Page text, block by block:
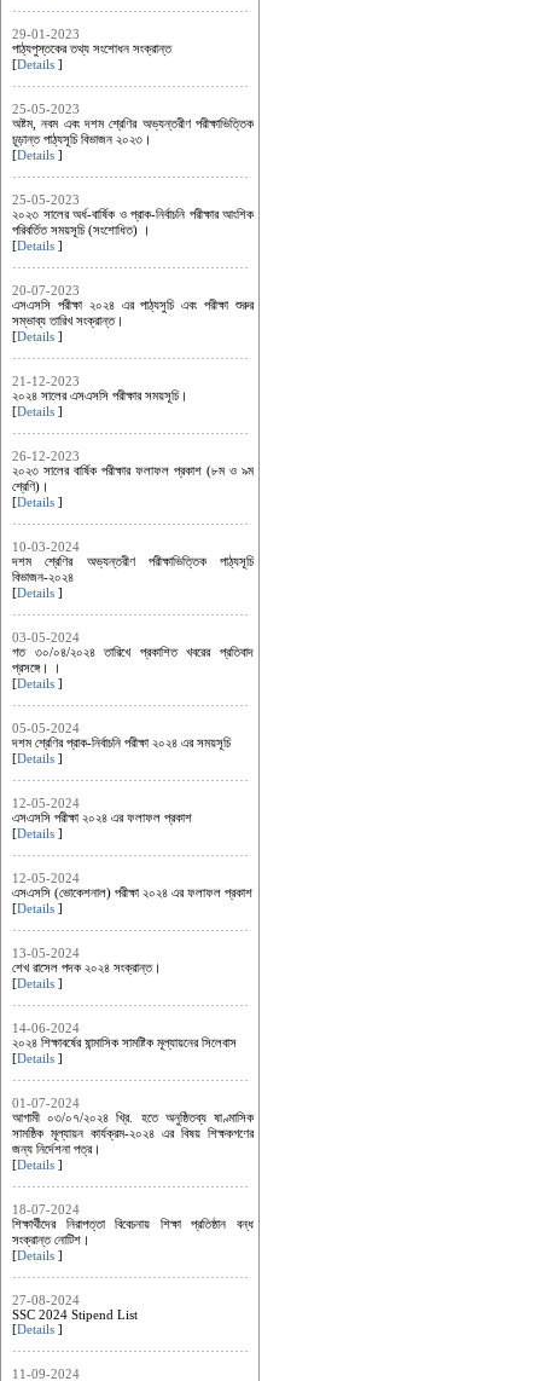
29-01-2023
পাঠ্যপুস্তকের তথ্য সংশোধন সংক্রান্ত
[Details ]
25-05-2023
অষ্টম, নবম এবং দশম শ্রেণির অভ্যন্তরীণ পরীক্ষাভিত্তিক
চূড়ান্ত পাঠ্যসূচি বিভাজন ২০২৩।
[Details ]
25-05-2023
২০২৩ সালের অর্ধ-বার্ষিক ও প্রাক-নির্বাচনি পরীক্ষার আংশিক
পরিবর্তিত সময়সূচি (সংশোধিত) ।
[Details ]
20-07-2023
এসএসসি পরীক্ষা ২০২৪ এর পাঠ্যসুচি এবং পরীক্ষা শুরুর
সম্ভাব্য তারিখ সংক্রান্ত।
[Details ]
21-12-2023
২০২৪ সালের এসএসসি পরীক্ষার সময়সূচি।
[Details ]
26-12-2023
২০২৩ সালের বার্ষিক পরীক্ষার ফলাফল প্রকাশ (৮ম ও ৯ম
শ্রেণি)।
[Details ]
10-03-2024
দশম শ্রেণির অভ্যন্তরীণ পরীক্ষাভিত্তিক পাঠ্যসূচি
বিভাজন-২০২৪
[Details ]
03-05-2024
গত ৩০/০৪/২০২৪ তারিখে প্রকাশিত খবরের প্রতিবাদ
প্রসঙ্গে। ।
[Details ]
05-05-2024
দশম শ্রেণির প্রাক-নির্বাচনি পরীক্ষা ২০২৪ এর সময়সূচি
[Details ]
12-05-2024
এসএসসি পরীক্ষা ২০২৪ এর ফলাফল প্রকাশ
[Details ]
12-05-2024
এসএসসি (ভোকেশনাল) পরীক্ষা ২০২৪ এর ফলাফল প্রকাশ
[Details ]
13-05-2024
শেখ রাসেল পদক ২০২৪ সংক্রান্ত।
[Details ]
14-06-2024
২০২৪ শিক্ষাবর্ষের ষান্মাসিক সামষ্টিক মূল্যায়নের সিলেবাস
[Details ]
01-07-2024
আগামী ০৩/০৭/২০২৪ খ্রি. হতে অনুষ্ঠিতব্য ষাণ্মাসিক
সামষ্ঠিক মূল্যায়ন কার্যক্রম-২০২৪ এর ‍বিষয় শিক্ষকগণের
জন্য নির্দেশনা পত্র।
[Details ]
18-07-2024
শিক্ষার্থীদের নিরাপত্তা বিবেচনায় শিক্ষা প্রতিষ্ঠান বন্ধ
সংক্রান্ত নোটিশ।
[Details ]
27-08-2024
SSC 2024 Stipend List
[Details ]
11-09-2024